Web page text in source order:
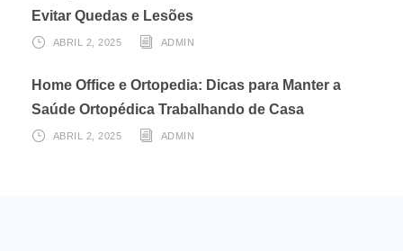
Evitar Quedas e Lesões
ABRIL 2, 2025 ADMIN
Home Office e Ortopedia: Dicas para Manter a
Saúde Ortopédica Trabalhando de Casa
ABRIL 2, 2025 ADMIN